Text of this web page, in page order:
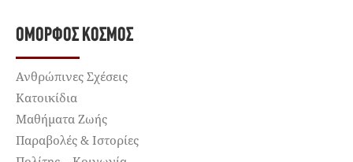
ΌΜΟΡΦΟΣ ΚΌΣΜΟΣ
Ανθρώπινες Σχέσεις
Κατοικίδια
Μαθήματα Ζωής
Παραβολές & Ιστορίες